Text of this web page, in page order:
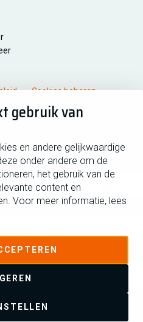
gebruik van
en andere gelijkwaardige
onder andere om de
het gebruik van de
content en
Voor meer informatie, lees
DNV iso/iec 27001
Cookies beheren
en ga akkoord met de